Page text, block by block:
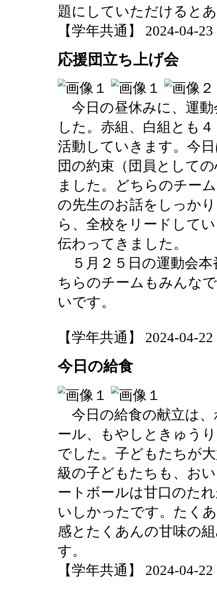
題にしていただけると
【学年共通】 2024-04-
応援団立ち上げ会
今日の昼休みに、運動
した。赤組、白組とも
活動していきます。今
団の約束（団員として
ました。どちらのチー
の先生のお話をしっか
ら、全校をリードして
伝わってきました。
５月２５日の運動会本
ちらのチームもみんな
いです。
【学年共通】 2024-04-
今日の給食
今日の給食の献立は
ール、もやしときゅう
でした。子どもたちが
級の子どもたちも、お
ートボールは甘口のた
いしかったです。たく
感とたくあんの甘味の
す。
【学年共通】 2024-04-